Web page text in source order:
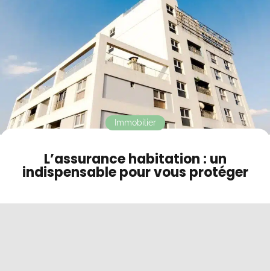
L’assurance habitation : un
indispensable pour vous protéger
Immobilier